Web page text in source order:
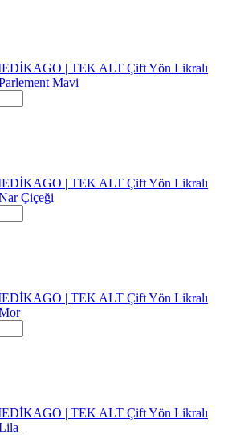
| TEK ALT Çift Yön Likralı
Mavi
| TEK ALT Çift Yön Likralı
Çiçeği
| TEK ALT Çift Yön Likralı
| TEK ALT Çift Yön Likralı